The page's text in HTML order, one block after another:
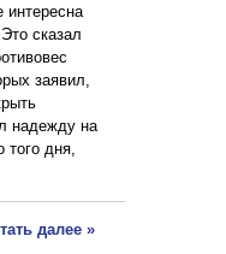
интересна
сказал
заявил,
надежду на
того дня,
далее »